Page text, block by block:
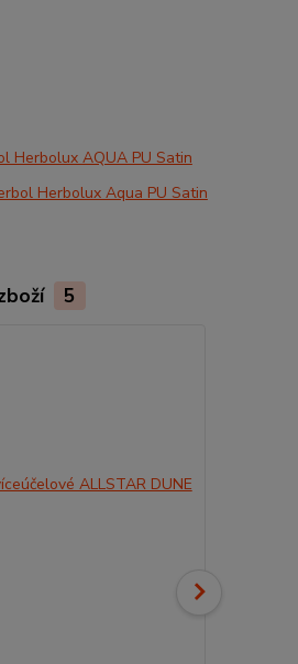
Herbolux AQUA PU Satin
Herbolux Aqua PU Satin
5